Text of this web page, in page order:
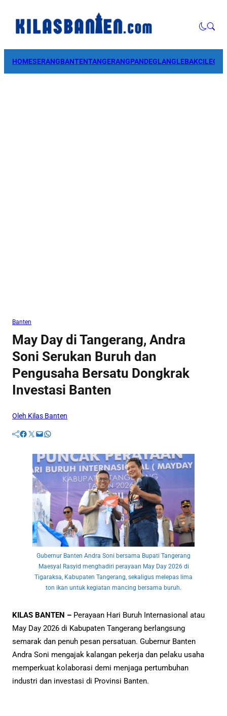
HOMESERANGBANTENTANGERANGPANDEGLANGLEBAK
Banten
May Day di Tangerang, Andra
Soni Serukan Buruh dan
Pengusaha Bersatu Dongkrak
Investasi Banten
Oleh Kilas Banten
Facebook Twitter Mail WhatsApp
Gubernur Banten Andra Soni bersama Bupati Tangerang
Maesyal Rasyid menghadiri perayaan May Day 2026 di
Tigaraksa, Kabupaten Tangerang, sekaligus melepas lima
ton ikan untuk kegiatan mancing bersama buruh.
KILAS BANTEN – Perayaan Hari Buruh Internasional atau
May Day 2026 di Kabupaten Tangerang berlangsung
semarak dan penuh pesan persatuan. Gubernur Banten
Andra Soni mengajak kalangan pekerja dan pelaku usaha
memperkuat kolaborasi demi menjaga pertumbuhan
industri dan investasi di Provinsi Banten.